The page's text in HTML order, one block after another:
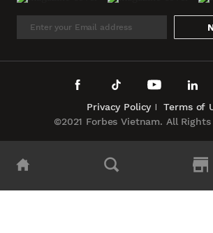
©2021 Forbes Vietnam. All Rights
Privacy Policy Terms of